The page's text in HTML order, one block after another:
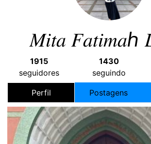
𝑀𝑖𝑡𝑎 𝐹𝑎𝑡𝑖𝑚𝑎ℎ
1915
seguidores
1430
seguindo
Perfil Postagens